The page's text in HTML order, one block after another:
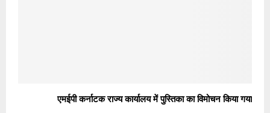
एमईपी कर्नाटक राज्य कार्यालय में पुस्तिका का विमोचन किया गया